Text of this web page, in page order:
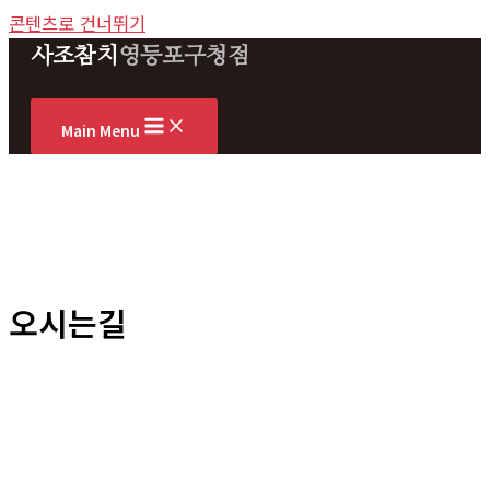
콘텐츠로 건너뛰기
사조참치 영등포구청점
Main Menu
오시는길